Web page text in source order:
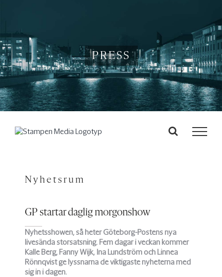
PRESS
Nyhetsrum
GP startar daglig morgonshow
Nyhetsshowen, så heter Göteborg-Postens nya
livesända storsatsning. Fem dagar i veckan kommer
Kalle Berg, Fanny Wijk, Ina Lundström och Linnea
Rönnqvist ge lyssnarna de viktigaste nyheterna med
sig in i dagen.